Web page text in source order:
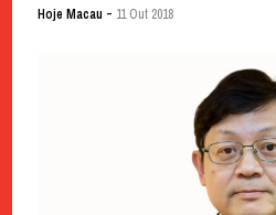
Hoje Macau - 11 Out 2018